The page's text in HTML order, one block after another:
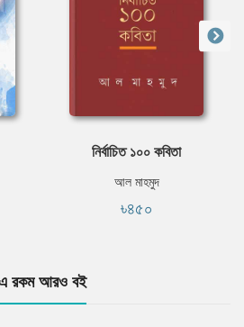
নির্বাচিত ১০০ কবিতা
আল মাহমুদ
৳৪৫০
রকম আরও বই